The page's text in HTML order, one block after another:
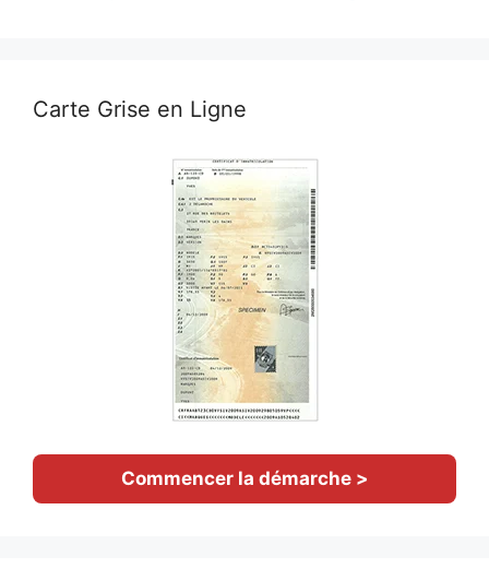
Carte Grise en Ligne
Commencer la démarche >